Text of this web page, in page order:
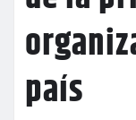
país